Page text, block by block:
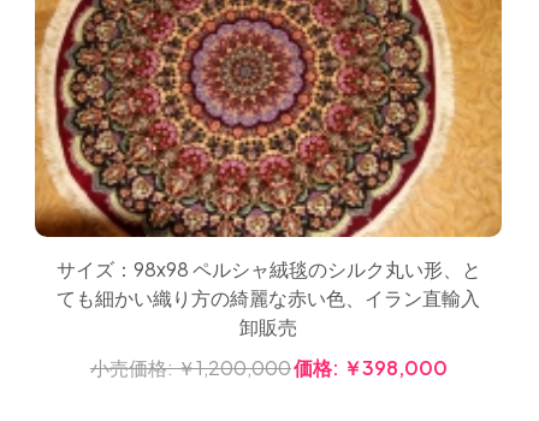
サイズ：98x98 ペルシャ絨毯のシルク丸い形、と
ても細かい織り方の綺麗な赤い色、イラン直輸入
卸販売
小売価格:￥1,200,000価格: ￥398,000